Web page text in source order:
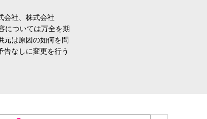
会社、株式会社
については万全を期
元は原因の如何を問
告なしに変更を行う